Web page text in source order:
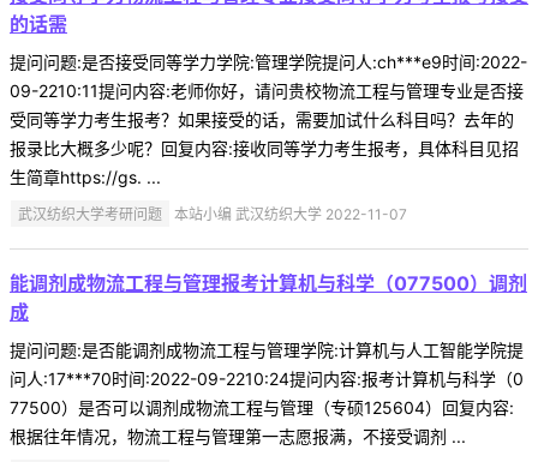
的话需
提问问题:是否接受同等学力学院:管理学院提问人:ch***e9时间:2022-
09-2210:11提问内容:老师你好，请问贵校物流工程与管理专业是否接
受同等学力考生报考？如果接受的话，需要加试什么科目吗？去年的
报录比大概多少呢？回复内容:接收同等学力考生报考，具体科目见招
生简章https://gs. ...
武汉纺织大学考研问题 本站小编 武汉纺织大学 2022-11-07
能调剂成物流工程与管理报考计算机与科学（077500）调剂
成
提问问题:是否能调剂成物流工程与管理学院:计算机与人工智能学院提
问人:17***70时间:2022-09-2210:24提问内容:报考计算机与科学（0
77500）是否可以调剂成物流工程与管理（专硕125604）回复内容:
根据往年情况，物流工程与管理第一志愿报满，不接受调剂 ...